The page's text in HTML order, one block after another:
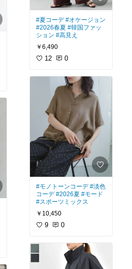
#夏コーデ #オケージョン
#2026春夏 #韓国ファッ
ション #高見え
￥6,490
12 0
#モノトーンコーデ #淡色
コーデ #2026夏 #モード
#スポーツミックス
￥10,450
9 0